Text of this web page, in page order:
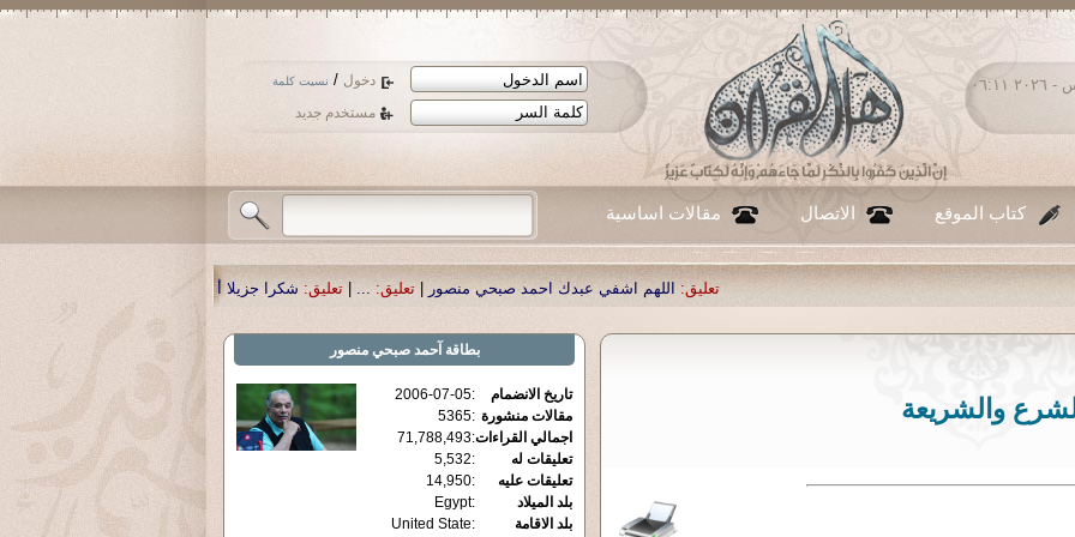
دخول / نسيت كلمة
مستخدم جديد
الخميس ٠٦ - أغسطس - ٢٠٢٦ ٠٦:١١
كتاب الموقع الاتصال مقالات اساسية
اللهم اشفي عبدك احمد صبحي منصور |تعليق: ... تعليق: شكرا جزيلا أستاذ حمد الحمد .أكرمكم الله .
والشريعة
بطاقة آحمد صبحي منصور
تاريخ الانضمام :
2006-07-05
مقالات منشورة :
5365
اجمالي القراءات:
71,788,493
تعليقات له
:
5,532
تعليقات عليه
:
14,950
بلد الميلاد
:
Egypt
بلد الاقامة
:
United State